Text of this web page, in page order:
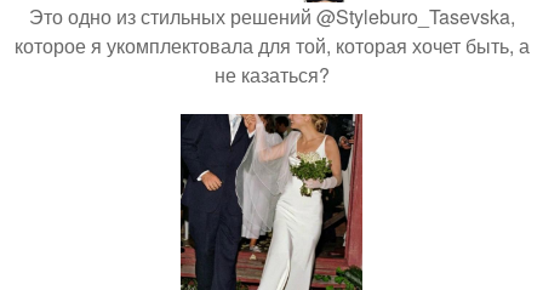
Это одно из стильных решений @Styleburo_Tasevska,
которое я укомплектовала для той, которая хочет быть, а
не казаться?